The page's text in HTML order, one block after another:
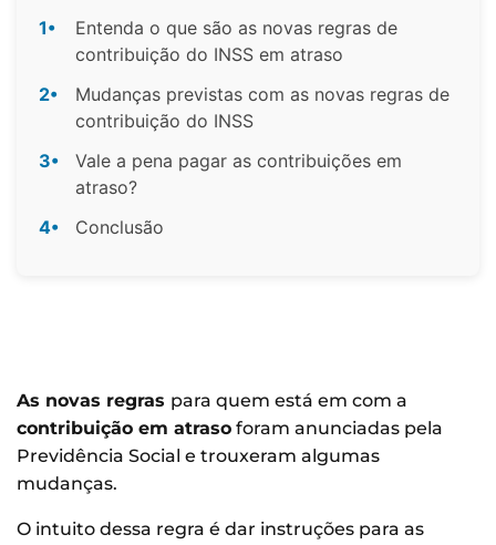
1•
Entenda o que são as novas regras de
contribuição do INSS em atraso
2•
Mudanças previstas com as novas regras de
contribuição do INSS
3•
Vale a pena pagar as contribuições em
atraso?
4•
Conclusão
As novas regras para quem está em com a
contribuição em atraso foram anunciadas pela
Previdência Social e trouxeram algumas
mudanças.
O intuito dessa regra é dar instruções para as